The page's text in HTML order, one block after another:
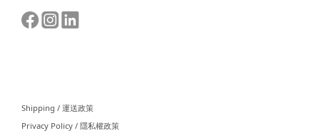
Shipping / 運送政策
Privacy Policy / 隱私權政策